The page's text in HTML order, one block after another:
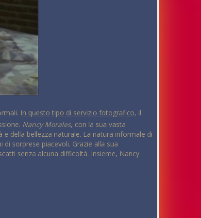
In questo tipo di servizio fotografico, il
Nancy Morales, con la sua vasta
della bellezza naturale. La natura informale di
sorprese piacevoli. Grazie alla sua
senza alcuna difficoltà. Insieme, Nancy